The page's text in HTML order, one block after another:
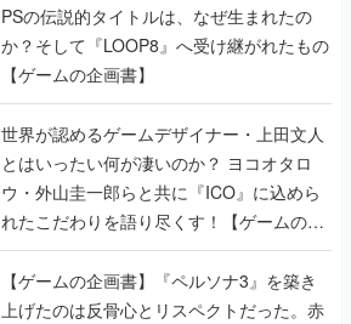
PSの伝説的タイトルは、なぜ生まれたの
か？そして『LOOP8』へ受け継がれたもの
【ゲームの企画書】
世界が認めるゲームデザイナー・上田文人
とはいったい何が凄いのか？ ヨコオタロ
ウ・外山圭一郎らと共に『ICO』に込めら
れたこだわりを語り尽くす！【ゲームの企
画書】
【ゲームの企画書】『ペルソナ3』を築き
上げたのは反骨心とリスペクトだった。赤